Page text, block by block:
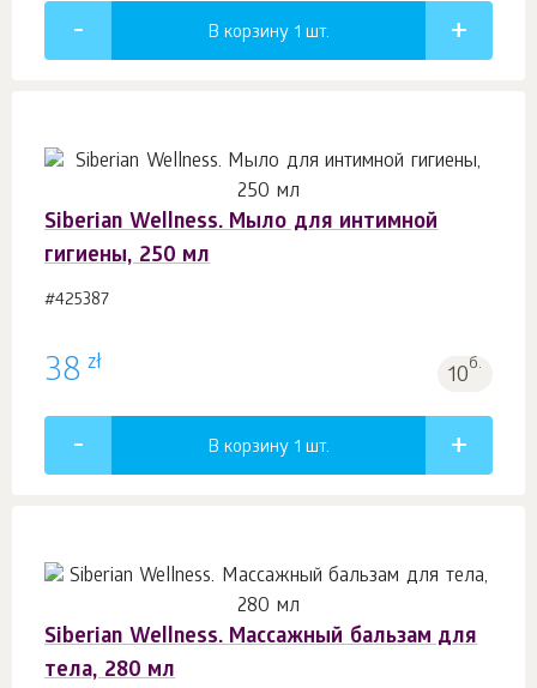
В корзину 1 шт.
Siberian Wellness. Мыло для интимной
гигиены, 250 мл
#425387
38 zł 10б.
В корзину 1 шт.
Siberian Wellness. Массажный бальзам для
тела, 280 мл